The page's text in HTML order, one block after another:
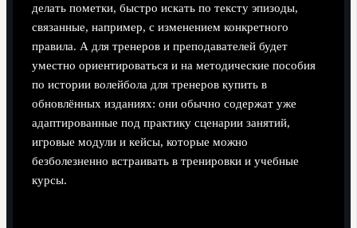
делать пометки, быстро искать по тексту эпизоды,
связанные, например, с изменением конкретного
правила. А для тренеров и преподавателей будет
уместно ориентироваться и на методические пособия
по истории волейбола для тренеров купить в
обновлённых изданиях: они обычно содержат уже
адаптированные под практику сценарии занятий,
игровые модули и кейсы, которые можно
безболезненно встраивать в тренировки и учебные
курсы.